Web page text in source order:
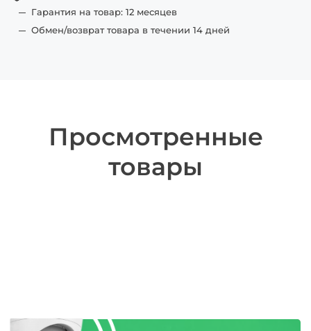
Гарантия на товар: 12 месяцев
Обмен/возврат товара в течении 14 дней
Просмотренные
товары